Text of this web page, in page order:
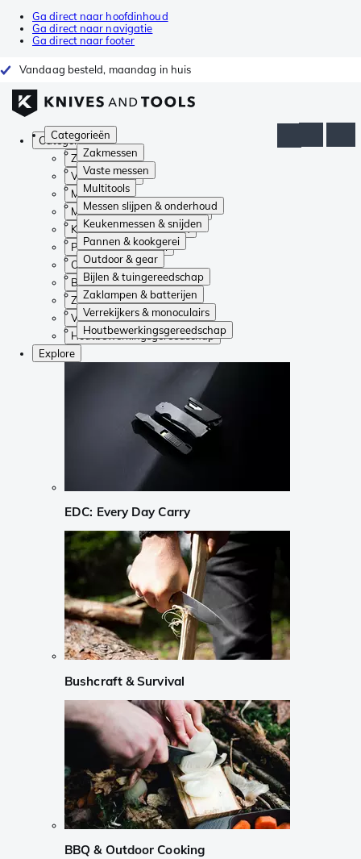
Ga direct naar hoofdinhoud
Ga direct naar navigatie
Ga direct naar footer
Vandaag besteld, maandag in huis
Categorieën
Zakmessen
Vaste messen
Multitools
Messen slijpen & onderhoud
Keukenmessen & snijden
Pannen & kookgerei
Outdoor & gear
Bijlen & tuingereedschap
Zaklampen & batterijen
Verrekijkers & monoculairs
Houtbewerkingsgereedschap
Categorieën
Zakmessen
Vaste messen
Multitools
Messen slijpen & onderhoud
Keukenmessen & snijden
Pannen & kookgerei
Outdoor & gear
Bijlen & tuingereedschap
Zaklampen & batterijen
Verrekijkers & monoculairs
Houtbewerkingsgereedschap
Explore
EDC: Every Day Carry
Bushcraft & Survival
BBQ & Outdoor Cooking